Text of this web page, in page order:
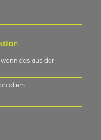
das aus der
allem